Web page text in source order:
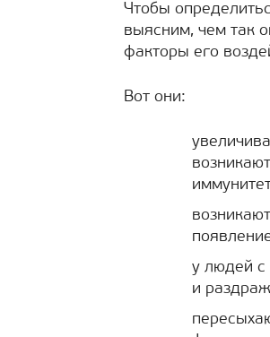
Чтобы
выясним, чем так
факторы его
Вот они:
у людей с
и